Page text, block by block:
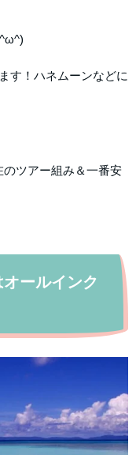
す！ハネムーンなどに
のツアー組み＆一番安
ールインク